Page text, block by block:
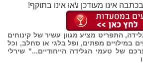
אינו מעודכן ו\או אינו בתוקף!
התפריט מציע מגוון עשיר של קינוחים
במילויים מפתים, ופל בלגי או סחלב, וכל
של טעמי הגלידה הייחודיים..." שירלי